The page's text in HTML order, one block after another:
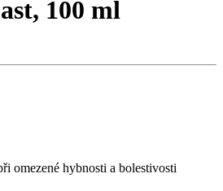
100 ml
omezené hybnosti a bolestivosti